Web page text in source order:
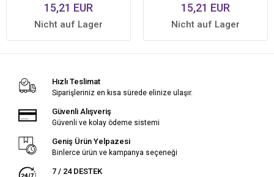
15,21 EUR
Nicht auf Lager
15,21 EUR
Nicht auf Lager
Hızlı Teslimat
Siparişleriniz en kısa sürede elinize ulaşır.
Güvenli Alışveriş
Güvenli ve kolay ödeme sistemi
Geniş Ürün Yelpazesi
Binlerce ürün ve kampanya seçeneği
7 / 24 DESTEK